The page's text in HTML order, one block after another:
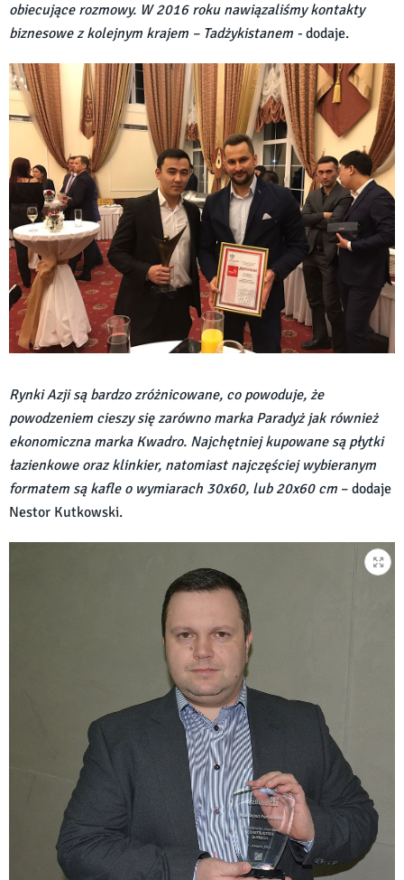
obiecujące rozmowy. W 2016 roku nawiązaliśmy kontakty
biznesowe z kolejnym krajem – Tadżykistanem - dodaje.
Rynki Azji są bardzo zróżnicowane, co powoduje, że
powodzeniem cieszy się zarówno marka Paradyż jak również
ekonomiczna marka Kwadro. Najchętniej kupowane są płytki
łazienkowe oraz klinkier, natomiast najczęściej wybieranym
formatem są kafle o wymiarach 30x60, lub 20x60 cm – dodaje
Nestor Kutkowski.